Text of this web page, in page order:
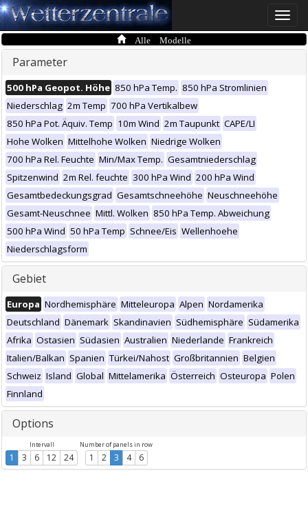
Toggle
Alle Modelle
Parameter
500 hPa Geopot. Höhe 850 hPa Temp. 850 hPa Stromlinien
Niederschlag 2m Temp 700 hPa Vertikalbew
850 hPa Pot. Äquiv. Temp 10m Wind 2m Taupunkt CAPE/LI
Hohe Wolken Mittelhohe Wolken Niedrige Wolken
700 hPa Rel. Feuchte Min/Max Temp. Gesamtniederschlag
Spitzenwind 2m Rel. feuchte 300 hPa Wind 200 hPa Wind
Gesamtbedeckungsgrad Gesamtschneehöhe Neuschneehöhe
Gesamt-Neuschnee Mittl. Wolken 850 hPa Temp. Abweichung
500 hPa Wind 50 hPa Temp Schnee/Eis Wellenhoehe
Niederschlagsform
Gebiet
Europa Nordhemisphäre Mitteleuropa Alpen Nordamerika
Deutschland Dänemark Skandinavien Südhemisphäre Südamerika
Afrika Ostasien Südasien Australien Niederlande Frankreich
Italien/Balkan Spanien Türkei/Nahost Großbritannien Belgien
Schweiz Island Global Mittelamerika Österreich Osteuropa Polen
Finnland
Options
Intervall
1 3 6 12 24
Number of panels in row
1 2 3 4 6